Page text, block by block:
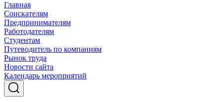
Главная
Соискателям
Предпринимателям
Работодателям
Студентам
Путеводитель по компаниям
Рынок труда
Новости сайта
Календарь мероприятий